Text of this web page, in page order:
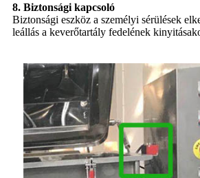
8. Biztonsági kapcsoló
Biztonsági eszköz a személyi sérülések
leállás a keverőtartály fedelének